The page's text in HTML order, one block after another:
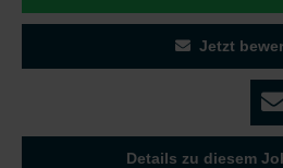
Jetzt
Details zu diesem